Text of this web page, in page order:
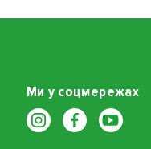
Ми у соцмережах